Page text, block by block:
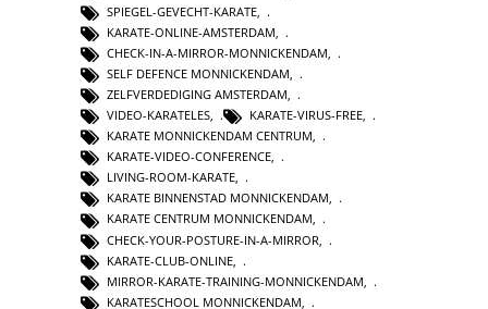
SPIEGEL-GEVECHT-KARATE
KARATE-ONLINE-AMSTERDAM
CHECK-IN-A-MIRROR-MONNICKENDAM
SELF DEFENCE MONNICKENDAM,
ZELFVERDEDIGING AMSTERDAM,
VIDEO-KARATELES, KARATE-VIRUS-FREE,
KARATE MONNICKENDAM CENTRUM,
KARATE-VIDEO-CONFERENCE,
LIVING-ROOM-KARATE,
KARATE BINNENSTAD MONNICKENDAM,
KARATE CENTRUM MONNICKENDAM,
CHECK-YOUR-POSTURE-IN-A-MIRROR
KARATE-CLUB-ONLINE
MIRROR-KARATE-TRAINING-MONNICKENDAM
KARATESCHOOL MONNICKENDAM